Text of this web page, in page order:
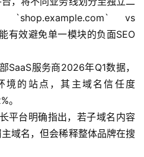
vs
有效避免单一模块的负面SEO
服务商2026年Q1数据，
境的站点，其主域名信任度
。
平台明确指出，若子域名内容
域名，但会稀释整体品牌在搜